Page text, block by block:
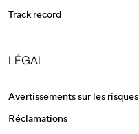
Track record
LÉGAL
Avertissements sur les risques
Réclamations